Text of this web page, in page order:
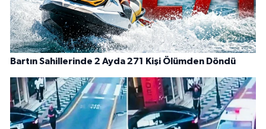
Bartın Sahillerinde 2 Ayda 271 Kişi Ölümden Döndü